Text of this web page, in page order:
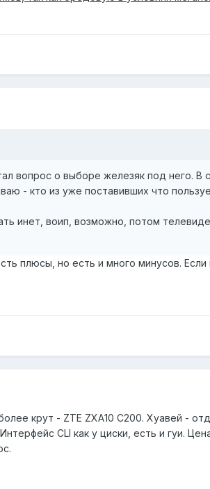
вопрос о выборе железяк под него. В
- кто из уже поставивших что
инет, воип, возможно, потом
плюсы, но есть и много минусов.
крут - ZTE ZXA10 C200. Хуавей -
CLI как у циски, есть и гуи.